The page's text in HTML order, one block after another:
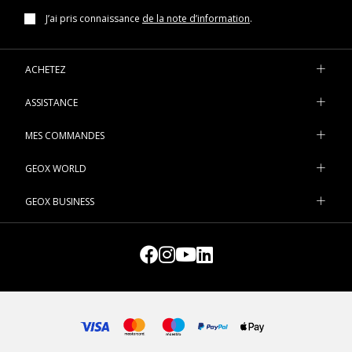
J’ai pris connaissance de la note d’information.
ACHETEZ
ASSISTANCE
MES COMMANDES
GEOX WORLD
GEOX BUSINESS